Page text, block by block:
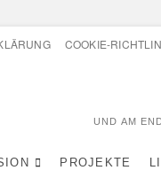
COOKIE-
UND AM
PROJEKTE